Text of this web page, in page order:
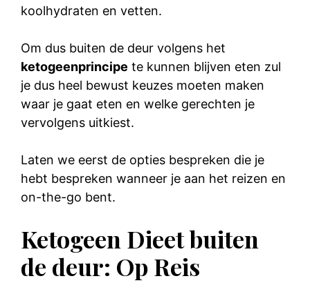
koolhydraten en vetten.
Om dus buiten de deur volgens het
ketogeenprincipe te kunnen blijven eten zul
je dus heel bewust keuzes moeten maken
waar je gaat eten en welke gerechten je
vervolgens uitkiest.
Laten we eerst de opties bespreken die je
hebt bespreken wanneer je aan het reizen en
on-the-go bent.
Ketogeen Dieet buiten
de deur: Op Reis